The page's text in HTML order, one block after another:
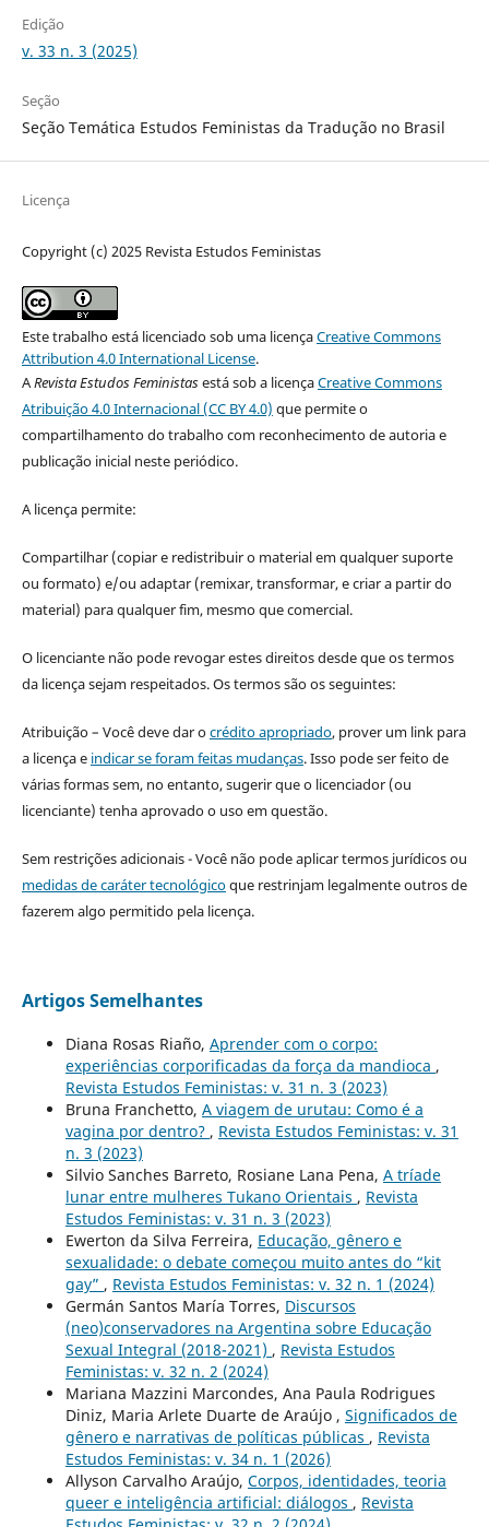
Edição
v. 33 n. 3 (2025)
Seção
Seção Temática Estudos Feministas da Tradução no Brasil
Licença
Copyright (c) 2025 Revista Estudos Feministas
Este trabalho está licenciado sob uma licençaCreative Commons
Attribution 4.0 International License.
ARevista Estudos Feministasestá sob a licençaCreative Commons
Atribuição 4.0 Internacional (CC BY 4.0) que permite o
compartilhamento do trabalho com reconhecimento de autoria e
publicação inicial neste periódico.
A licença permite:
Compartilhar (copiar e redistribuir o material em qualquer suporte
ou formato) e/ou adaptar (remixar, transformar, e criar a partir do
material) para qualquer fim, mesmo que comercial.
O licenciante não pode revogar estes direitos desde que os termos
da licença sejam respeitados. Os termos são os seguintes:
Atribuição – Você deve dar ocrédito apropriado, prover um link para
a licença e indicar se foram feitas mudanças. Isso pode ser feito de
várias formas sem, no entanto, sugerir que o licenciador (ou
licenciante) tenha aprovado o uso em questão.
Sem restrições adicionais - Você não pode aplicar termos jurídicos ou
medidas de caráter tecnológicoque restrinjam legalmente outros de
fazerem algo permitido pela licença.
Artigos Semelhantes
Diana Rosas Riaño, Aprender com o corpo:
experiências corporificadas da força da mandioca ,
Revista Estudos Feministas: v. 31 n. 3 (2023)
Bruna Franchetto, A viagem de urutau: Como é a
vagina por dentro? , Revista Estudos Feministas: v. 31
n. 3 (2023)
Silvio Sanches Barreto, Rosiane Lana Pena, A tríade
lunar entre mulheres Tukano Orientais , Revista
Estudos Feministas: v. 31 n. 3 (2023)
Ewerton da Silva Ferreira, Educação, gênero e
sexualidade: o debate começou muito antes do “kit
gay” , Revista Estudos Feministas: v. 32 n. 1 (2024)
Germán Santos María Torres, Discursos
(neo)conservadores na Argentina sobre Educação
Sexual Integral (2018-2021) , Revista Estudos
Feministas: v. 32 n. 2 (2024)
Mariana Mazzini Marcondes, Ana Paula Rodrigues
Diniz, Maria Arlete Duarte de Araújo , Significados de
gênero e narrativas de políticas públicas , Revista
Estudos Feministas: v. 34 n. 1 (2026)
Allyson Carvalho Araújo, Corpos, identidades, teoria
queer e inteligência artificial: diálogos , Revista